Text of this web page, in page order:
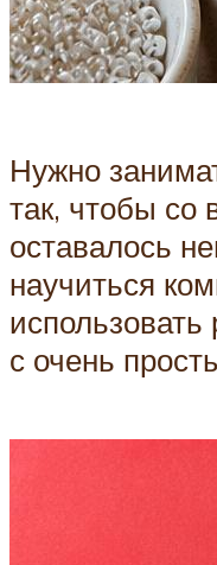
Нужно
так, чтобы со
оставалось
научиться
использовать
с очень